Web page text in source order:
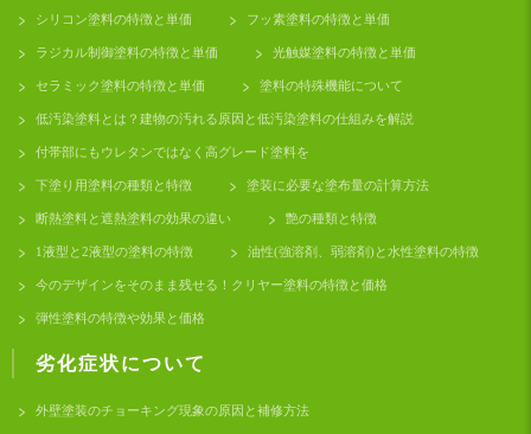
シリコン塗料の特徴と単価 フッ素塗料の特徴と単価
ラジカル制御塗料の特徴と単価 光触媒塗料の特徴と単価
セラミック塗料の特徴と単価 塗料の特殊機能について
低汚染塗料とは？建物の汚れる原因と低汚染塗料の仕組みを解説
付帯部にもウレタンではなく高グレード塗料を
下塗り用塗料の種類と特徴 塗装に必要な塗布量の計算方法
断熱塗料と遮熱塗料の効果の違い 艶の種類と特徴
1液型と2液型の塗料の特徴 油性(強溶剤、弱溶剤)と水性塗料の特徴
今のデザインをそのまま残せる！クリヤー塗料の特徴と価格
弾性塗料の特徴や効果と価格
劣化症状について
外壁塗装のチョーキング現象の原因と補修方法